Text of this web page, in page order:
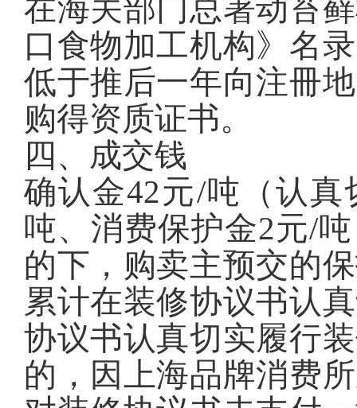
在海关部门总署动苔
口食物加工机构》 名录
低于推后一年向注冊
购得资质证书。
四、成交钱
确认金42元/吨（认
吨、消费保护金2元/
的下，购卖主预交的
累计在装修协议书认
协议书认真切实履行
的，因上海品牌消费